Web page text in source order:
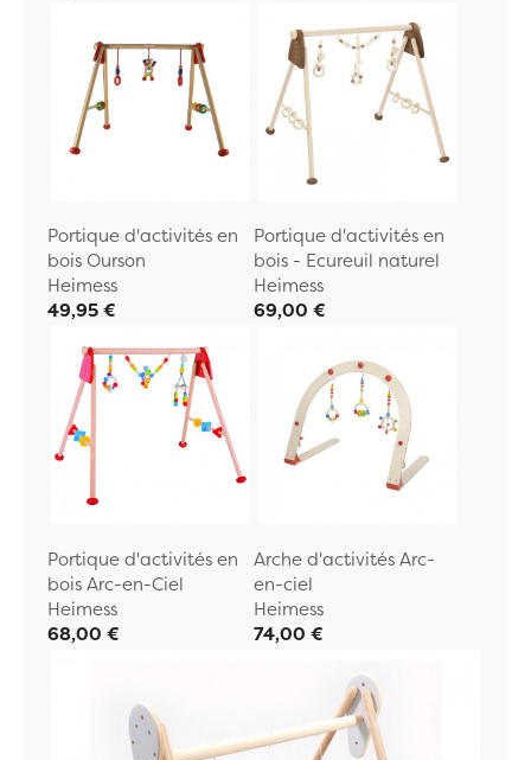
Portique d'activités en
bois Ourson
Heimess
49,95 €
Portique d'activités en
bois - Ecureuil naturel
Heimess
69,00 €
Portique d'activités en
bois Arc-en-Ciel
Heimess
68,00 €
Arche d'activités Arc-
en-ciel
Heimess
74,00 €